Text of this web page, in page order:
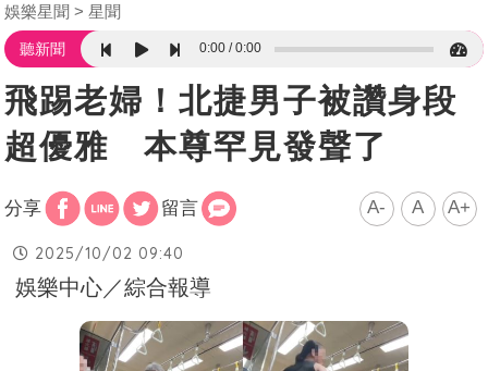
娛樂星聞 星聞
聽新聞 0:00 0:00
飛踢老婦！北捷男子被讚身段
超優雅 本尊罕見發聲了
分享 留言 A- A A+
2025/10/02 09:40
娛樂中心／綜合報導